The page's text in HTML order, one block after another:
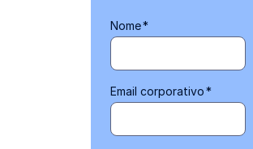
Nome*
Email corporativo*